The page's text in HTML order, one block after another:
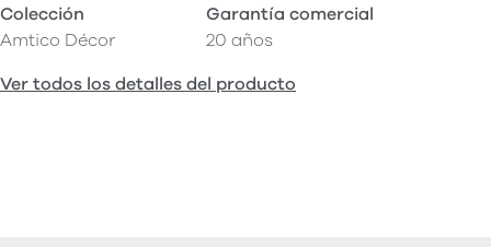
Colección
Amtico Décor
Garantía comercial
20 años
Ver todos los detalles del producto